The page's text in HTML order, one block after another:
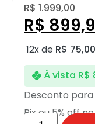
R$1.999,00
R$
12x de R$ 75,00
À vista R$
Desconto para
Pix ou 5% off